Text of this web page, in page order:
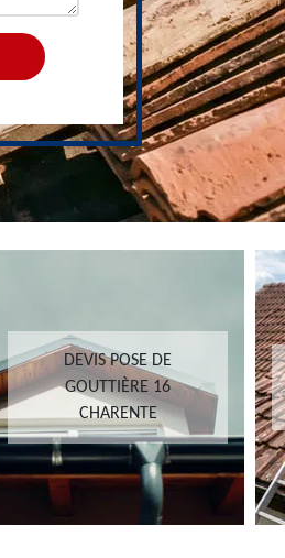
DEVIS POSE DE
GOUTTIÈRE 16
CHARENTE